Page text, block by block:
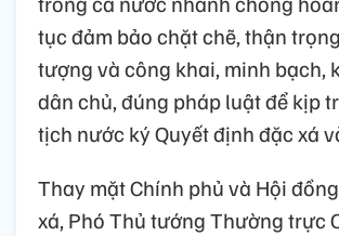
tục đảm bảo chặt chẽ, thận
tượng và công khai, minh bạch,
dân chủ, đúng pháp luật để kịp
tịch nước ký Quyết định đặc xá
Thay mặt Chính phủ và Hội
xá, Phó Thủ tướng Thường trực